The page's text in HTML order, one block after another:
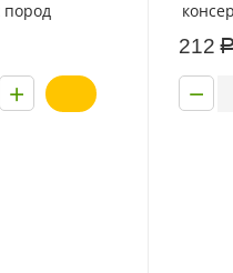
пород
400г
+
212 Р
−